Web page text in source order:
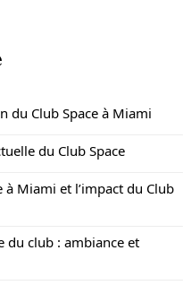
du Club Space à Miami
du Club Space
Miami et l’impact du Club
du club : ambiance et